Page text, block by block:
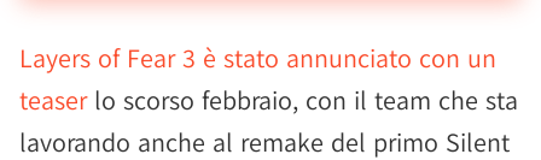
Layers of Fear 3 è stato annunciato con un
teaserlo scorso febbraio, con il team che sta
lavorando anche al remake del primo Silent